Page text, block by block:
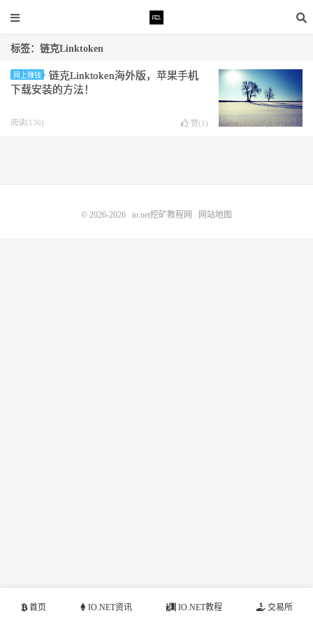
标签：链克Linktoken
网上赚钱
链克Linktoken海外版，苹果手机
下载安装的方法！
阅读(136) 赞(1 )
首页 IO.NET资讯 IO.NET教程 交易所
© 2026-2026 io.net挖矿教程网 网站地图